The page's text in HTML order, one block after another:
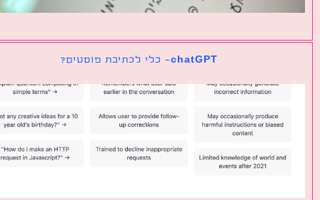
chatGPT- כלי לכתיבת פוסטים?